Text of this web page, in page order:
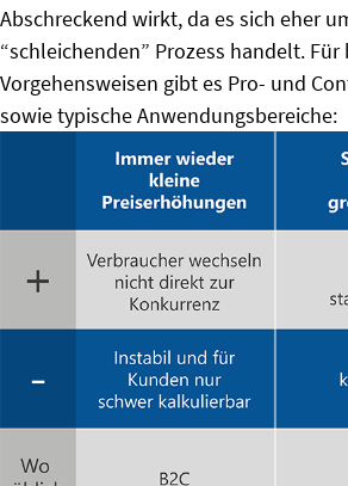
Abschreckend wirkt, da es sich eher
“schleichenden” Prozess handelt. Für
Vorgehensweisen gibt es Pro- und
sowie typische Anwendungsbereiche: